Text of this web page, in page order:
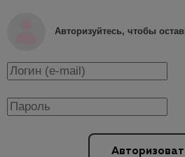
Авторизуйтесь, чтобы